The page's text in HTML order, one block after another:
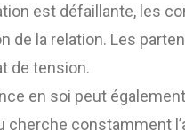
est défaillante, les
de la relation. Les
de tension.
en soi peut
cherche constamment